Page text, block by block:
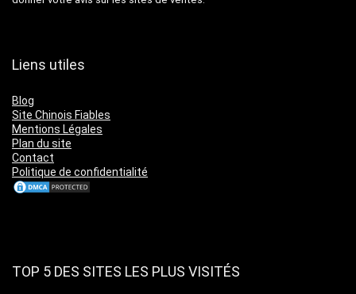
Liens utiles
Blog
Site Chinois Fiables
Mentions Légales
Plan du site
Contact
Politique de confidentialité
TOP 5 DES SITES LES PLUS VISITÉS